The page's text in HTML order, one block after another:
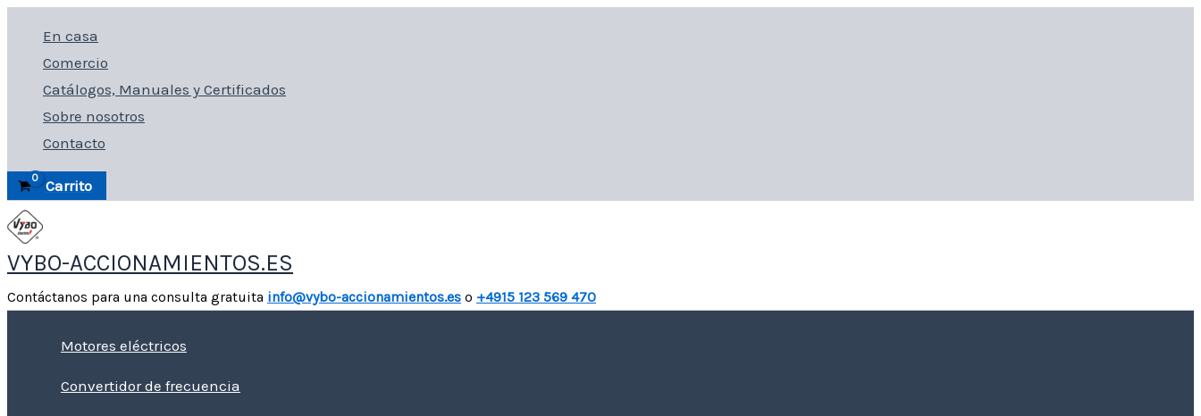
contenido
En casa
Comercio
Catálogos, Manuales y Certificados
Sobre nosotros
Contacto
Carrito
VYBO-ACCIONAMIENTOS.ES
Contáctanos para una consulta gratuita info@vybo-accionamientos.es o +4915 123 569 470
Motores eléctricos
Convertidor de frecuencia